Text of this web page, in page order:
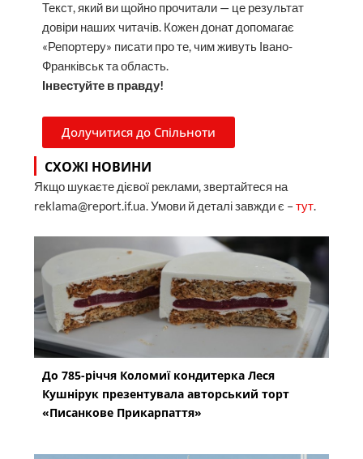
Текст, який ви щойно прочитали — це результат
довіри наших читачів. Кожен донат допомагає
«Репортеру» писати про те, чим живуть Івано-
Франківськ та область.
Інвестуйте в правду!
Долучитися до Спільноти
СХОЖІ НОВИНИ
Якщо шукаєте дієвої реклами, звертайтеся на
reklama@report.if.ua. Умови й деталі завжди є –тут.
До 785-річчя Коломиї кондитерка Леся
Кушнірук презентувала авторський торт
«Писанкове Прикарпаття»